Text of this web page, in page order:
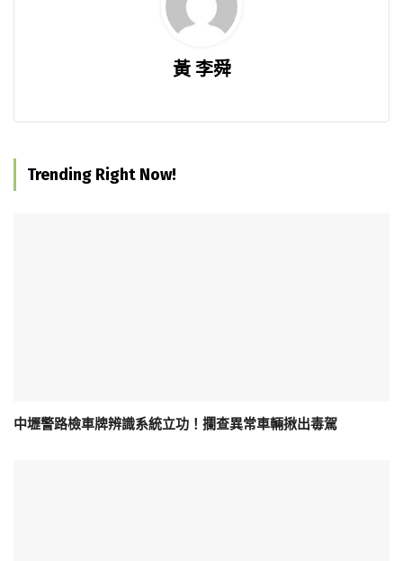
黃 李舜
Trending Right Now!
中壢警路檢車牌辨識系統立功！攔查異常車輛揪出毒駕